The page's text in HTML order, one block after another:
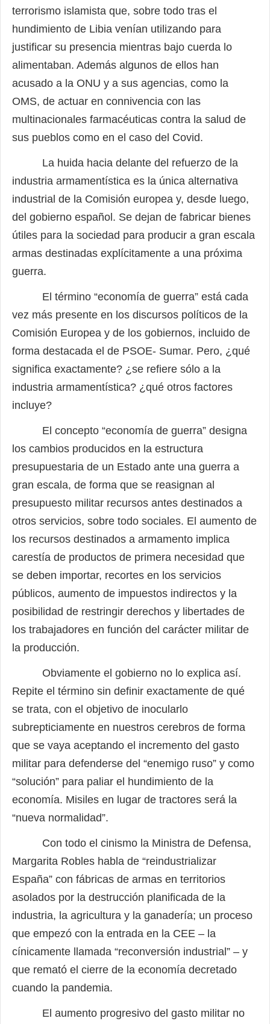
terrorismo islamista que, sobre todo tras el
hundimiento de Libia venían utilizando para
justificar su presencia mientras bajo cuerda lo
alimentaban. Además algunos de ellos han
acusado a la ONU y a sus agencias, como la
OMS, de actuar en connivencia con las
multinacionales farmacéuticas contra la salud de
sus pueblos como en el caso del Covid.
La huida hacia delante del refuerzo de la
industria armamentística es la única alternativa
industrial de la Comisión europea y, desde luego,
del gobierno español. Se dejan de fabricar bienes
útiles para la sociedad para producir a gran escala
armas destinadas explícitamente a una próxima
guerra.
El término “economía de guerra” está cada
vez más presente en los discursos políticos de la
Comisión Europea y de los gobiernos, incluido de
forma destacada el de PSOE- Sumar. Pero, ¿qué
significa exactamente? ¿se refiere sólo a la
industria armamentística? ¿qué otros factores
incluye?
El concepto “economía de guerra” designa
los cambios producidos en la estructura
presupuestaria de un Estado ante una guerra a
gran escala, de forma que se reasignan al
presupuesto militar recursos antes destinados a
otros servicios, sobre todo sociales. El aumento de
los recursos destinados a armamento implica
carestía de productos de primera necesidad que
se deben importar, recortes en los servicios
públicos, aumento de impuestos indirectos y la
posibilidad de restringir derechos y libertades de
los trabajadores en función del carácter militar de
la producción.
Obviamente el gobierno no lo explica así.
Repite el término sin definir exactamente de qué
se trata, con el objetivo de inocularlo
subrepticiamente en nuestros cerebros de forma
que se vaya aceptando el incremento del gasto
militar para defenderse del “enemigo ruso” y como
“solución” para paliar el hundimiento de la
economía. Misiles en lugar de tractores será la
“nueva normalidad”.
Con todo el cinismo la Ministra de Defensa,
Margarita Robles habla de “reindustrializar
España” con fábricas de armas en territorios
asolados por la destrucción planificada de la
industria, la agricultura y la ganadería; un proceso
que empezó con la entrada en la CEE – la
cínicamente llamada “reconversión industrial” – y
que remató el cierre de la economía decretado
cuando la pandemia.
El aumento progresivo del gasto militar no